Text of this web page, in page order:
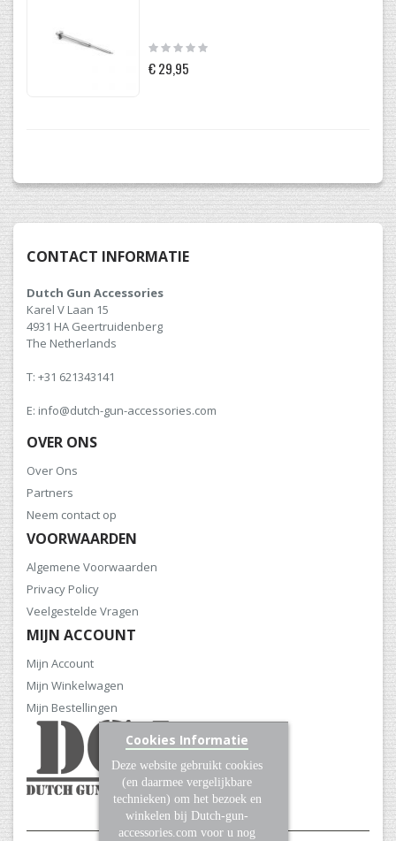
Rating:
0%
€ 29,95
CONTACT INFORMATIE
Dutch Gun Accessories
Karel V Laan 15
4931 HA Geertruidenberg
The Netherlands
T: +31 621343141
E: info@dutch-gun-accessories.com
OVER ONS
Over Ons
Partners
Neem contact op
VOORWAARDEN
Algemene Voorwaarden
Privacy Policy
Veelgestelde Vragen
MIJN ACCOUNT
Mijn Account
Mijn Winkelwagen
Mijn Bestellingen
Cookies Informatie
Deze website gebruikt cookies
(en daarmee vergelijkbare
technieken) om het bezoek en
winkelen bij Dutch-gun-
accessories.com voor u nog